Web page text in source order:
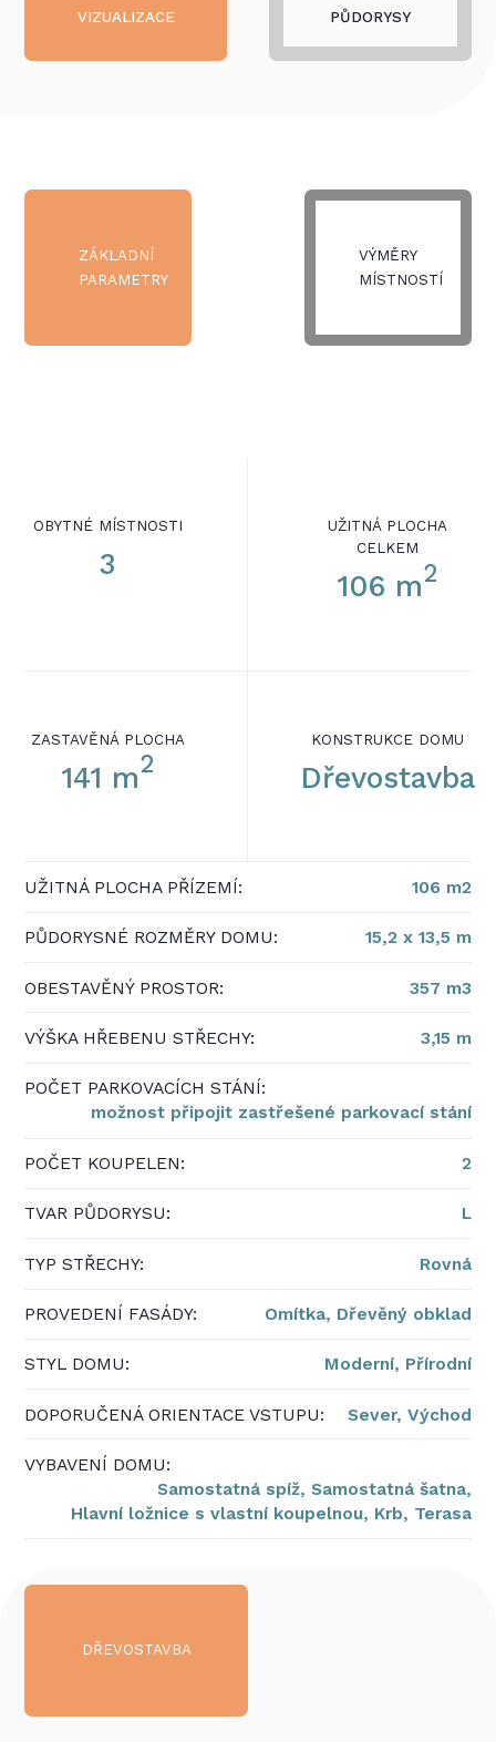
VIZUALIZACE PŮDORYSY
ZÁKLADNÍ
PARAMETRY
VÝMĚRY
MÍSTNOSTÍ
OBYTNÉ MÍSTNOSTI
3
UŽITNÁ PLOCHA
CELKEM
106 m2
ZASTAVĚNÁ PLOCHA
141 m2
KONSTRUKCE DOMU
Dřevostavba
UŽITNÁ PLOCHA PŘÍZEMÍ: 106 m2
PŮDORYSNÉ ROZMĚRY DOMU: 15,2 x 13,5 m
OBESTAVĚNÝ PROSTOR: 357 m3
VÝŠKA HŘEBENU STŘECHY: 3,15 m
POČET PARKOVACÍCH STÁNÍ:
možnost připojit zastřešené parkovací stání
POČET KOUPELEN: 2
TVAR PŮDORYSU: L
TYP STŘECHY: Rovná
PROVEDENÍ FASÁDY: Omítka, Dřevěný obklad
STYL DOMU: Moderní, Přírodní
DOPORUČENÁ ORIENTACE VSTUPU: Sever, Východ
VYBAVENÍ DOMU:
Samostatná spíž, Samostatná šatna,
Hlavní ložnice s vlastní koupelnou, Krb, Terasa
DŘEVOSTAVBA